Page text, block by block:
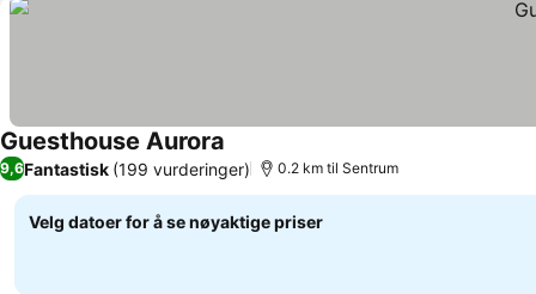
Guesthouse Aurora Se priser
9,6Fantastisk (199 vurderinger) 0.2 km til Sentrum
Velg datoer for å se nøyaktige priser